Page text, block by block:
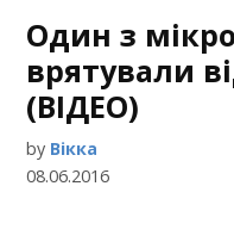
Один з
врятували
(ВІДЕО)
by Вікка
08.06.2016